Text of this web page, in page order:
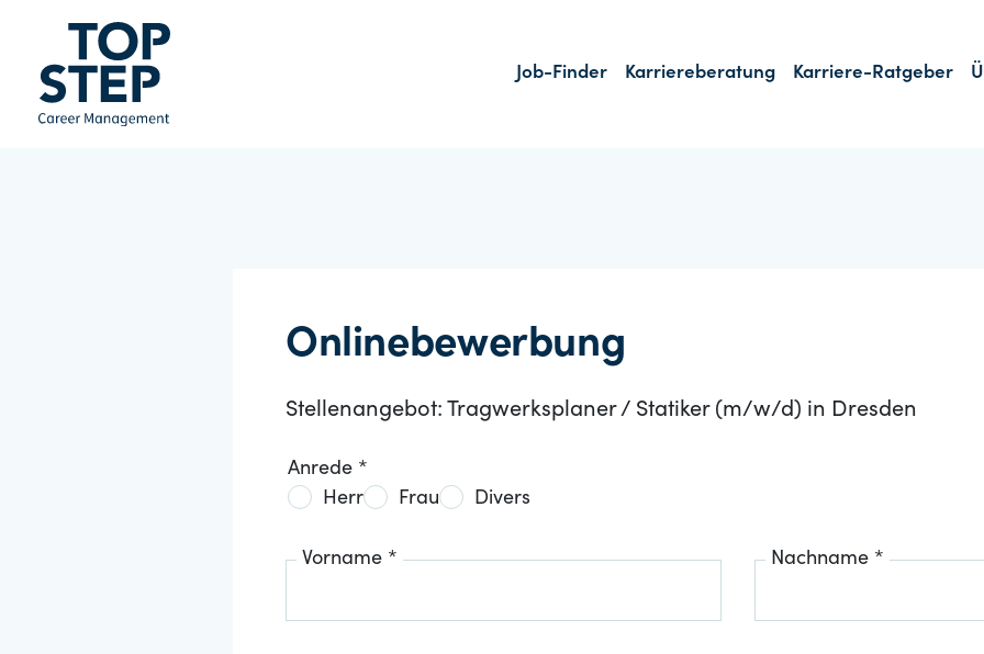
Job-Finder Karriereberatung Karriere-Ratgeber
Onlinebewerbung
Stellenangebot: Tragwerksplaner / Statiker (m/w/d) in Dresden
Anrede *
Herr
Frau Divers
Vorname * Nachname *